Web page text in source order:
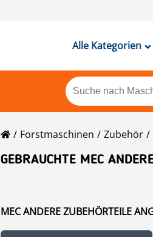
Alle Kategorien
Forstmaschinen Zubehör
GEBRAUCHTE MEC
MEC ANDERE ZUBEHÖRTEILE